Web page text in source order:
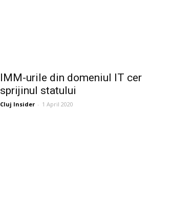
IMM-urile din domeniul IT cer
sprijinul statului
Cluj Insider - 1 April 2020